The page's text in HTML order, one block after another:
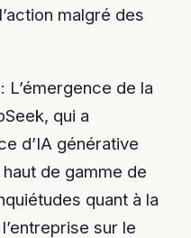
malgré des
L’émergence de la
qui a
d’IA générative
de gamme de
quant à la
sur le